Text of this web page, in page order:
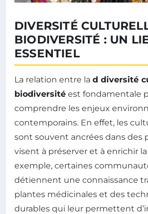
DIVERSITÉ
BIODIVERSITÉ : UN
ESSENTIEL
La relation entre la d diversité
biodiversité est fondamentale
comprendre les enjeux
contemporains. En effet, les
sont souvent ancrées dans des
visent à préserver et à enrichir
exemple, certaines
détiennent une connaissance
plantes médicinales et des
durables qui leur permettent